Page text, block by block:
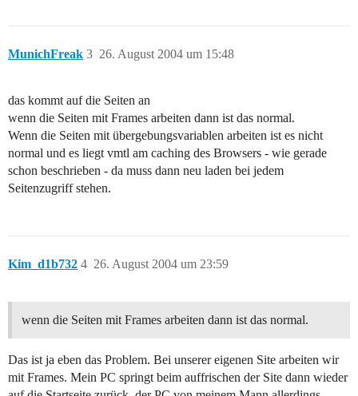
MunichFreak 26. August 2004 um 15:48
3
das kommt auf die Seiten an
wenn die Seiten mit Frames arbeiten dann ist das normal.
Wenn die Seiten mit übergebungsvariablen arbeiten ist es nicht
normal und es liegt vmtl am caching des Browsers - wie gerade
schon beschrieben - da muss dann neu laden bei jedem
Seitenzugriff stehen.
Kim_d1b732 26. August 2004 um 23:59
4
wenn die Seiten mit Frames arbeiten dann ist das normal.
Das ist ja eben das Problem. Bei unserer eigenen Site arbeiten wir
mit Frames. Mein PC springt beim auffrischen der Site dann wieder